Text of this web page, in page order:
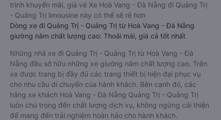
trình khuyến mãi, giá vé Xe Hoà Vang - Đà Nẵng đi Quảng Trị
- Quảng Trị limousine này có thể sẽ rẻ hơn
Dòng xe đi Quảng Trị - Quảng Trị từ Hoà Vang - Đà Nẵng
giường nằm chất lượng cao: Thoải mái, giá cả tốt nhất
Những nhà xe đi Quảng Trị - Quảng Trị từ Hoà Vang - Đà
Nẵng đều sở hữu những xe giường nằm chất lượng cao. Trên
xe được trang bị đầy đủ các trang thiết bị hiện đại phục vụ
cho nhu cầu di chuyển của hành khách. Bên cạnh đó, các
hãng xe khách Hoà Vang - Đà Nẵng Quảng Trị - Quảng Trị
luôn chú trọng đến chất lượng dịch vụ, không ngừng cải thiện
để mang đến trải nghiệm hoàn hảo cho hành khách.